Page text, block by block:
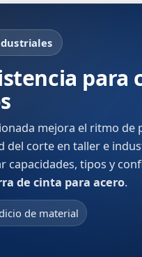
para
mejora el ritmo de
del corte en taller e
tipos y
de cinta para acero.
de material